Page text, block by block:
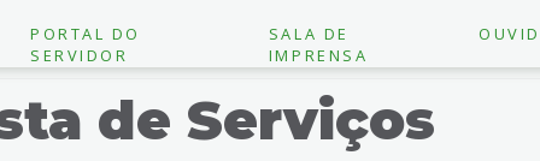
PORTAL DO
SERVIDOR
SALA DE
IMPRENSA
de Serviços